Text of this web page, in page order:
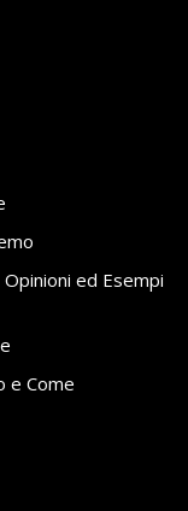
ed Esempi
e Come